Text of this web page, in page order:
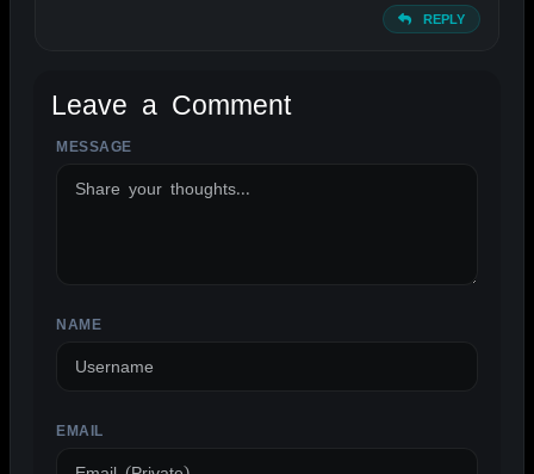
REPLY
Leave a Comment
MESSAGE
NAME
EMAIL
ALTERNATIVE: